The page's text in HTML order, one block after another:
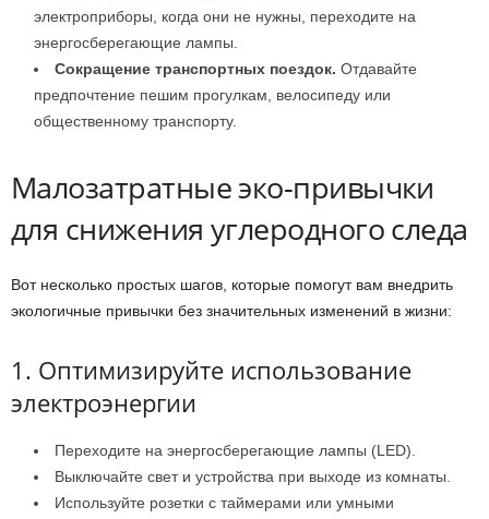
электроприборы, когда они не нужны, переходите на
энергосберегающие лампы.
Сокращение транспортных поездок. Отдавайте
предпочтение пешим прогулкам, велосипеду или
общественному транспорту.
Малозатратные эко-привычки
для снижения углеродного следа
Вот несколько простых шагов, которые помогут вам внедрить
экологичные привычки без значительных изменений в жизни:
1. Оптимизируйте использование
электроэнергии
Переходите на энергосберегающие лампы (LED).
Выключайте свет и устройства при выходе из комнаты.
Используйте розетки с таймерами или умными